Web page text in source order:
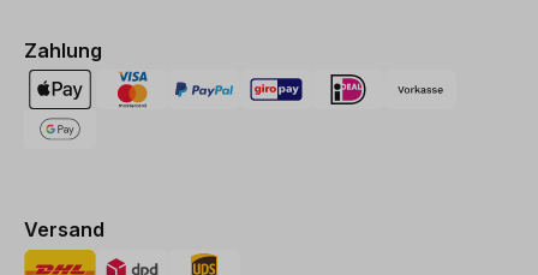
Zahlung
Versand